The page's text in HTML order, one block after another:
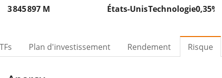
3 845 897 M
États-UnisTechnologie0,35%
Plan d'investissement Rendement Risque